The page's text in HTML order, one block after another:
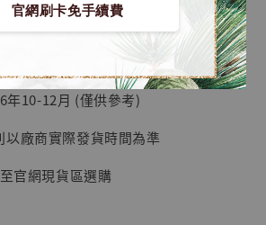
官網刷卡免手續費
室通知
10-12月 (僅供參考)
廠商實際發貨時間為準
官網現貨區選購